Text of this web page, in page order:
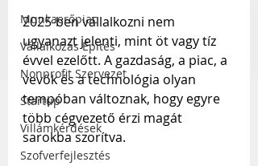
Munkaerőpiac
Vállalkozás Építés
Nonprofit Szervezet
Startup
Villámkérdések
Szofverfejlesztés
2025-ben vállalkozni nem
ugyanazt jelenti, mint öt vagy tíz
évvel ezelőtt. A gazdaság, a piac, a
vevők és a technológia olyan
tempóban változnak, hogy egyre
több cégvezető érzi magát
sarokba szorítva.